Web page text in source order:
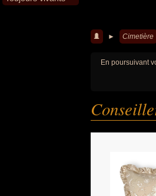
► Cimetière
En poursuivant